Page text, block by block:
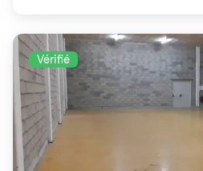
Vérifié